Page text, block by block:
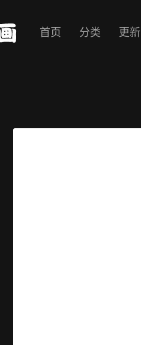
首页 分类 更新